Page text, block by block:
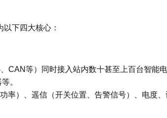
下四大核心：
CAN等）同时接入站内数十甚至上百台智能
。
率）、遥信（开关位置、告警信号）、电度、